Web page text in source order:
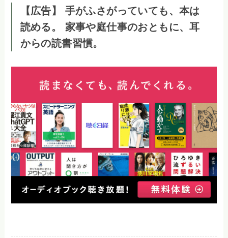
【広告】 手がふさがっていても、本は
読める。 家事や庭仕事のおともに、耳
からの読書習慣。